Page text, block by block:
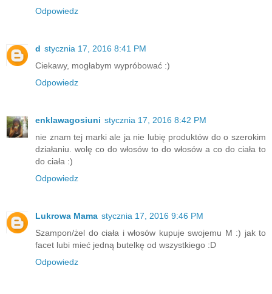
Odpowiedz
d stycznia 17, 2016 8:41 PM
Ciekawy, mogłabym wypróbować :)
Odpowiedz
enklawagosiuni stycznia 17, 2016 8:42 PM
nie znam tej marki ale ja nie lubię produktów do o szerokim
działaniu. wolę co do włosów to do włosów a co do ciała to
do ciała :)
Odpowiedz
Lukrowa Mama stycznia 17, 2016 9:46 PM
Szampon/żel do ciała i włosów kupuje swojemu M :) jak to
facet lubi mieć jedną butelkę od wszystkiego :D
Odpowiedz